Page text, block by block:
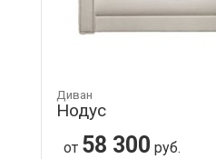
Диван
Нодус
от 58 300 руб.